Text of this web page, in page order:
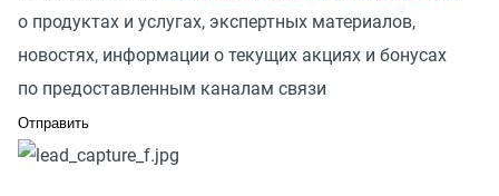
о продуктах и услугах, экспертных материалов,
новостях, информации о текущих акциях и бонусах
по предоставленным каналам связи